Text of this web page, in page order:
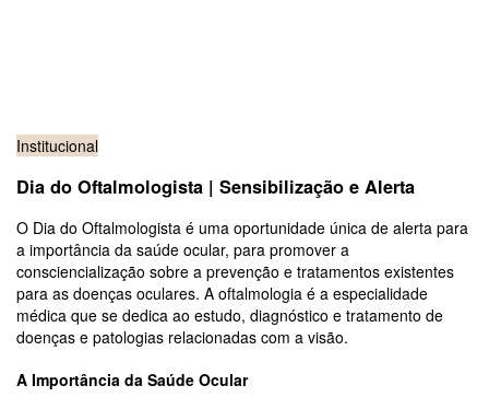
Institucional
Dia do Oftalmologista | Sensibilização e Alerta
O Dia do Oftalmologista é uma oportunidade única de alerta para
a importância da saúde ocular, para promover a
consciencialização sobre a prevenção e tratamentos existentes
para as doenças oculares. A oftalmologia é a especialidade
médica que se dedica ao estudo, diagnóstico e tratamento de
doenças e patologias relacionadas com a visão.
A Importância da Saúde Ocular